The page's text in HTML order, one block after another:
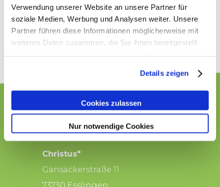
Verwendung unserer Website an unsere Partner für
soziale Medien, Werbung und Analysen weiter. Unsere
Partner führen diese Informationen möglicherweise mit
weiteren Daten zusammen, die Sie ihnen bereitgestellt
Details zeigen
Cookies zulassen
Nur notwendige Cookies
Süddeutscher
Jugendverband
Christus"
Gänsäckerstraße 11